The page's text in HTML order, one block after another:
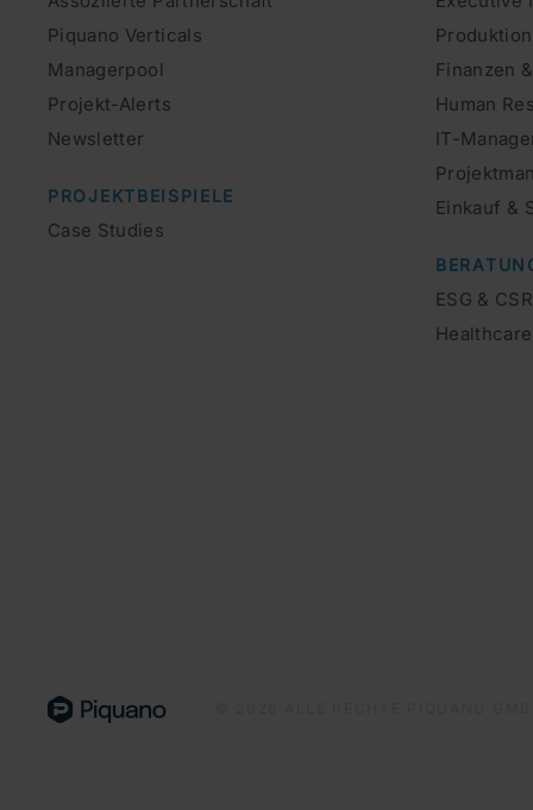
Piquano Verticals
Managerpool
Projekt-Alerts
Newsletter
PROJEKTBEISPIELE
Case Studies
Finanzen
Human
IT-
Einkauf &
ESG &
Healthcare